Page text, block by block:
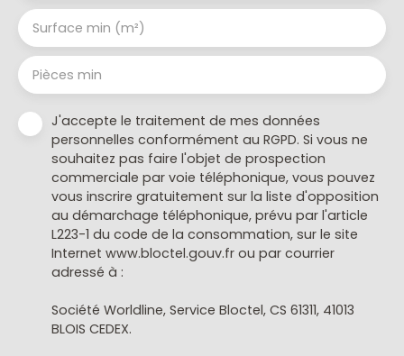
Surface min (m²)
Pièces min
J'accepte le traitement de mes données
personnelles conformément au RGPD. Si vous ne
souhaitez pas faire l'objet de prospection
commerciale par voie téléphonique, vous pouvez
vous inscrire gratuitement sur la liste d'opposition
au démarchage téléphonique, prévu par l'article
L223-1 du code de la consommation, sur le site
Internet www.bloctel.gouv.fr ou par courrier
adressé à :
Société Worldline, Service Bloctel, CS 61311, 41013
BLOIS CEDEX.